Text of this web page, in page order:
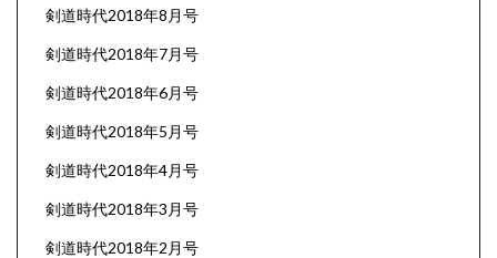
剣道時代2018年8月号
剣道時代2018年7月号
剣道時代2018年6月号
剣道時代2018年5月号
剣道時代2018年4月号
剣道時代2018年3月号
剣道時代2018年2月号